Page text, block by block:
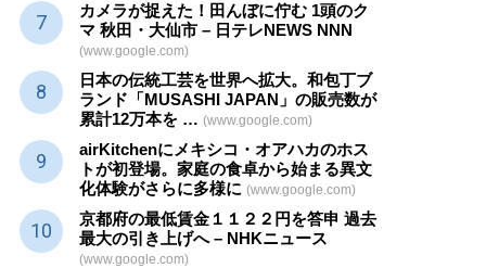
カメラが捉えた！田んぼに佇む 1頭のク
マ 秋田・大仙市 – 日テレNEWS NNN
(www.google.com)
日本の伝統工芸を世界へ拡大。和包丁ブ
ランド「MUSASHI JAPAN」の販売数が
累計12万本を … (www.google.com)
airKitchenにメキシコ・オアハカのホス
トが初登場。家庭の食卓から始まる異文
化体験がさらに多様に (www.google.com)
京都府の最低賃金１１２２円を答申 過去
最大の引き上げへ – NHKニュース
(www.google.com)